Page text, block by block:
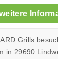
Grills
in 29690